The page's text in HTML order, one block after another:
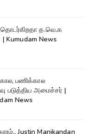
த.வெ.க
| Kumudam News
பணிக்கால
படுத்திய அமைச்சர் |
News
Justin Manikandan